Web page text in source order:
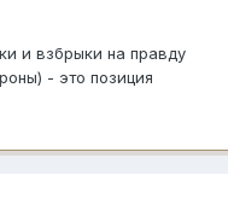
и взбрыки на правду
- это позиция